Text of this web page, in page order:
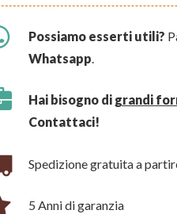
Possiamo esserti utili?
Whatsapp.
Hai bisogno di grandi
Contattaci!
Spedizione gratuita a
5 Anni di garanzia